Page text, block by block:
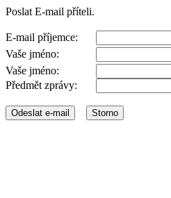
Poslat E-mail příteli.
E-mail příjemce:
Vaše jméno:
Vaše jméno:
Předmět zprávy: